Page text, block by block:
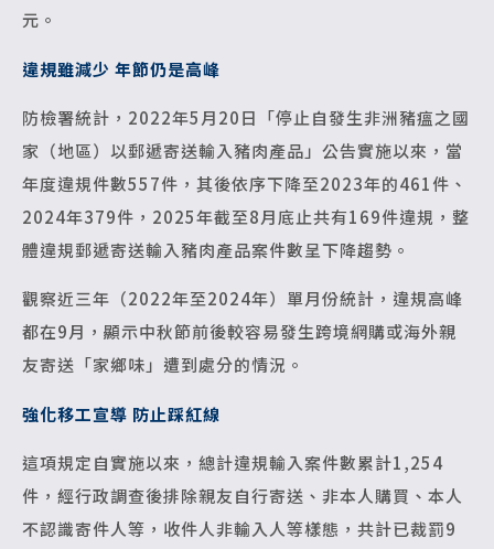
元。
違規雖減少 年節仍是高峰
防檢署統計，2022年5月20日「停止自發生非洲豬瘟之國
家（地區）以郵遞寄送輸入豬肉產品」公告實施以來，當
年度違規件數557件，其後依序下降至2023年的461件、
2024年379件，2025年截至8月底止共有169件違規，整
體違規郵遞寄送輸入豬肉產品案件數呈下降趨勢。
觀察近三年（2022年至2024年）單月份統計，違規高峰
都在9月，顯示中秋節前後較容易發生跨境網購或海外親
友寄送「家鄉味」遭到處分的情況。
強化移工宣導 防止踩紅線
這項規定自實施以來，總計違規輸入案件數累計1,254
件，經行政調查後排除親友自行寄送、非本人購買、本人
不認識寄件人等，收件人非輸入人等樣態，共計已裁罰9